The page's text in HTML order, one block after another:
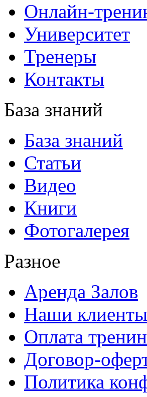
Онлайн-
Университет
Тренеры
Контакты
База знаний
База знаний
Статьи
Видео
Книги
Фотогалерея
Разное
Аренда Залов
Наши клиенты
Оплата
Договор-
Политика